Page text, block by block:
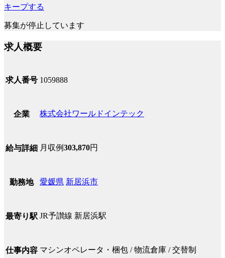
キープする
募集が停止しています
求人概要
求人番号 1059888
企業 株式会社ワールドインテック
給与詳細 月収例303,870円
勤務地 愛媛県 新居浜市
最寄り駅 JR予讃線 新居浜駅
仕事内容 マシンオペレータ・梱包 / 物流倉庫 / 交替制